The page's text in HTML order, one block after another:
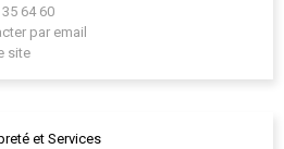
64 60
par email
site
et Services